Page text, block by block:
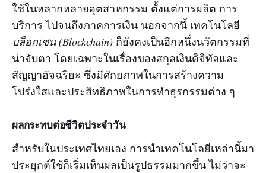
ใช้ในหลากหลายอุตสาหกรรม ตั้งแต่การผลิต การ
บริการ ไปจนถึงภาคการเงิน นอกจากนี้ เทคโนโลยี
บล็อกเชน (Blockchain) ก็ยังคงเป็นอีกหนึ่งนวัตกรรมที่
น่าจับตา โดยเฉพาะในเรื่องของสกุลเงินดิจิทัลและ
สัญญาอัจฉริยะ ซึ่งมีศักยภาพในการสร้างความ
โปร่งใสและประสิทธิภาพในการทำธุรกรรมต่าง ๆ
ผลกระทบต่อชีวิตประจำวัน
สำหรับในประเทศไทยเอง การนำเทคโนโลยีเหล่านี้มา
ประยุกต์ใช้ก็เริ่มเห็นผลเป็นรูปธรรมมากขึ้น ไม่ว่าจะ